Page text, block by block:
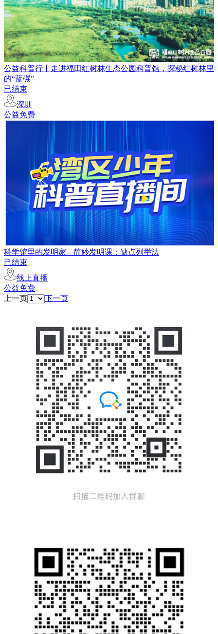
公益科普行丨走进福田红树林生态公园科普馆，探秘红树林里
的“蓝碳”
已结束
深圳
公益免费
科学馆里的发明家---简妙发明课：缺点列举法
已结束
线上直播
公益免费
上一页
下一页